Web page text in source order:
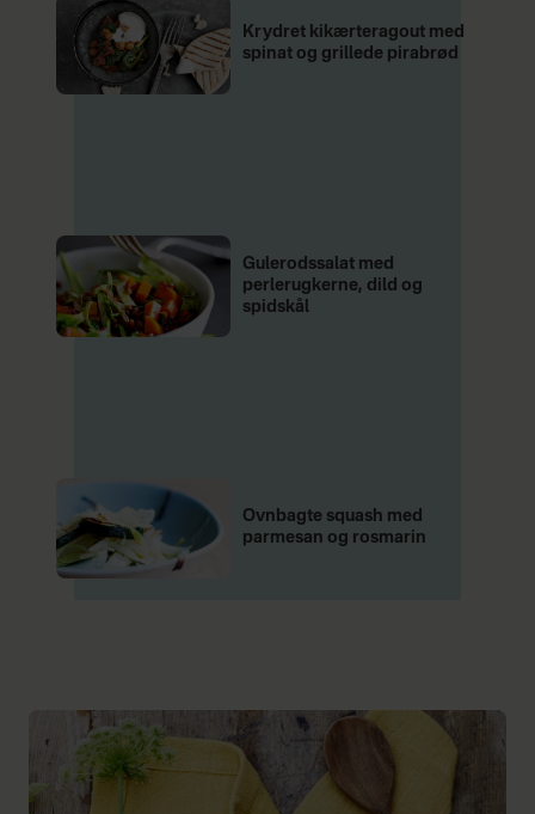
Krydret kikærteragout med
spinat og grillede pirabrød
Gulerodssalat med
perlerugkerne, dild og
spidskål
Ovnbagte squash med
parmesan og rosmarin